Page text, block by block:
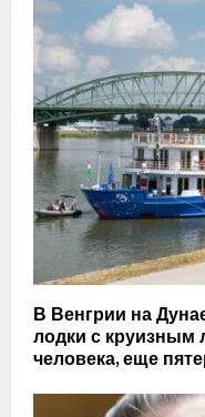
В Венгрии на
лодки с круизным
человека, еще